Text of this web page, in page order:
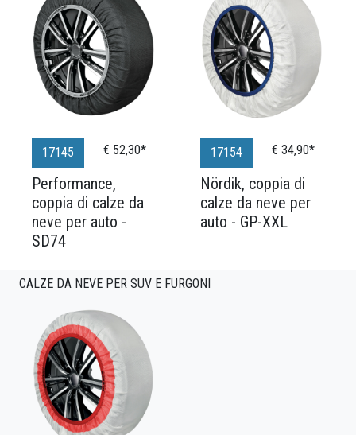
17145 € 52,30*
Performance,
coppia di calze da
neve per auto -
SD74
17154 € 34,90*
Nördik, coppia di
calze da neve per
auto - GP-XXL
CALZE DA NEVE PER SUV E FURGONI